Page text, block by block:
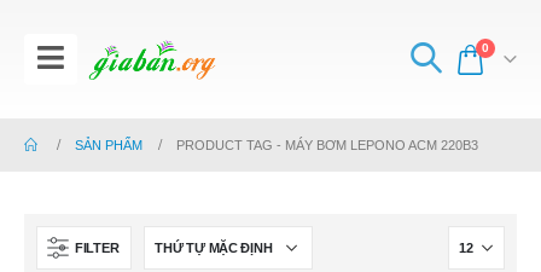
0
SẢN PHẨM PRODUCT TAG - MÁY BƠM LEPONO ACM 220B3
FILTER